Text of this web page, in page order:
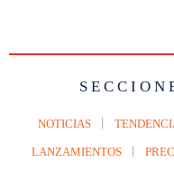
NOTICIAS
LANZAMIENTOS